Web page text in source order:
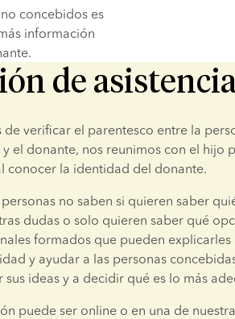
concebidos es
información
de
de verificar el parentesco entre la
el donante, nos reunimos con el hijo
conocer la identidad del donante.
no saben si quieren saber
dudas o solo quieren saber qué
formados que pueden
y ayudar a las personas
sus ideas y a decidir qué es lo más
puede ser online o en una de